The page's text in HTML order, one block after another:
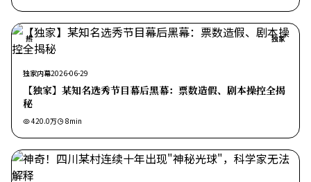
热 独家
独家内幕2026-06-29
【独家】某知名选秀节目幕后黑幕：票数造假、剧本操控全揭
秘
420.0万 8min